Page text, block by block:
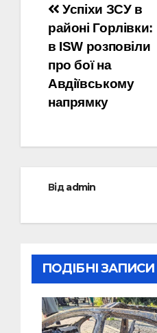
Навігація
записів
Успіхи ЗСУ в
районі Горлівки:
в ISW розповіли
про бої на
Авдіївському
напрямку
Відadmin
ПОДІБНІ ЗАПИСИ